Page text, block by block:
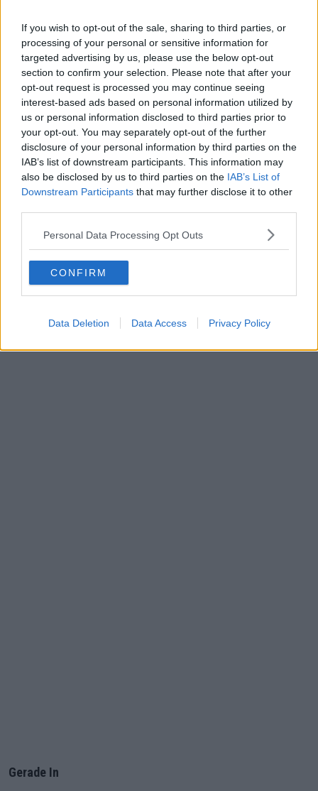
If you wish to opt-out of the sale, sharing to third parties, or
processing of your personal or sensitive information for
targeted advertising by us, please use the below opt-out
section to confirm your selection. Please note that after your
opt-out request is processed you may continue seeing
interest-based ads based on personal information utilized by
us or personal information disclosed to third parties prior to
your opt-out. You may separately opt-out of the further
disclosure of your personal information by third parties on the
IAB’s list of downstream participants. This information may
also be disclosed by us to third parties on the IAB’s List of
Downstream Participants that may further disclose it to other
Personal Data Processing Opt Outs
CONFIRM
Data Deletion Data Access Privacy Policy
Schreiben Sie einen Kommentar
Gerade In